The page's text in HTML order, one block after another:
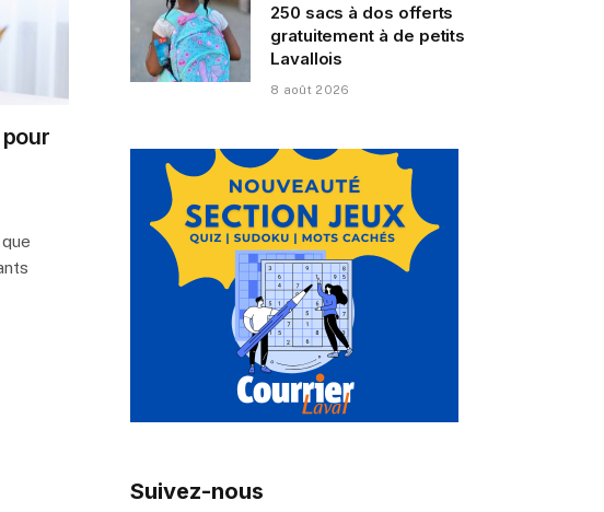
250 sacs à dos offerts
gratuitement à de petits
Lavallois
8 août 2026
Suivez-nous